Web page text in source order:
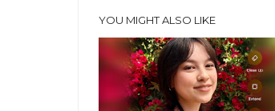
YOU MIGHT ALSO LIKE